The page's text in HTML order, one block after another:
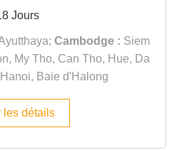
Jours
Cambodge : Siem
My Tho, Can Tho, Hue, Da
Baie d'Halong
les détails